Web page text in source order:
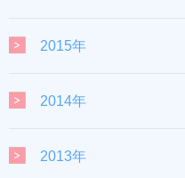
2015年
2014年
2013年